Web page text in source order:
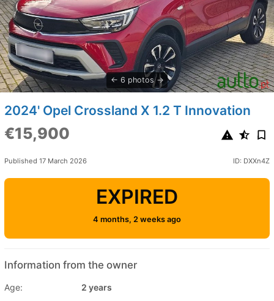
6 photos
2024' Opel Crossland X 1.2 T Innovation
€15,900
Published 17 March 2026 ID: DXXn4Z
EXPIRED
4 months, 2 weeks ago
Information from the owner
Age:
2 years